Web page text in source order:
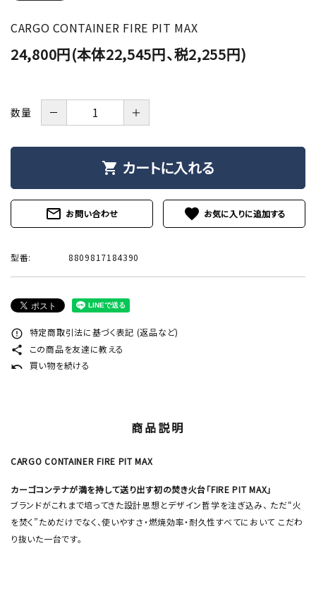
CARGO CONTAINER FIRE PIT MAX
24,800円(本体22,545円、税2,255円)
数量 － ＋
shopping_cart カートに入れる
mail_outline お問い合わせ favorite
型番: 8809817184390
error_outline 特定商取引法に基づく表記 (返品など)
share この商品を友達に教える
undo 買い物を続ける
商品説明
CARGO CONTAINER FIRE PIT MAX
カーゴコンテナが満を持して送り出す初の焚き火台「FIRE PIT MAX」
ブランドがこれまで培ってきた設計思想とデザイン哲学を注ぎ込み、 ただ“火
を焚く”ためだけでなく、使いやすさ・燃焼効率・耐久性すべてにおいて こだわ
り抜いた一台です。